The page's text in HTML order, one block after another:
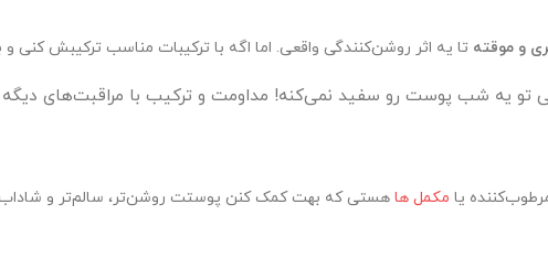
و موقته تا یه اثر روشن‌کنندگی واقعی. اما اگه با ترکیبات مناسب ترکیبش
تو یه شب پوست رو سفید نمی‌کنه! مداومت و ترکیب با مراقبت‌های دیگه
یا مکمل ها هستی که بهت کمک کنن پوستت روشن‌تر، سالم‌تر و